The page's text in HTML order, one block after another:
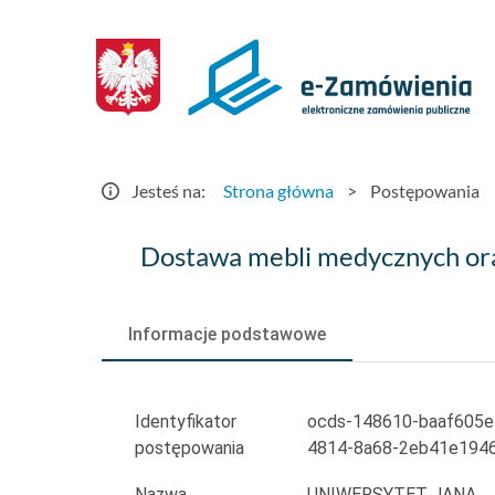
Postępowania
Jesteś na: Strona główna > Postępowania
Dostawa
medycznych
oraz
innego
wyposażenia
Dostawa mebli medycznych
Informacje podstawowe
Identyfikator
postępowania
ocds-148610-
4814-8a68-